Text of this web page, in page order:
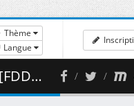
Thème
Langue
MB )